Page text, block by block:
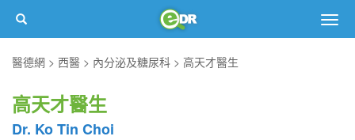
醫德網
西醫 內分泌及糖尿科 高天才醫生
高天才醫生
Dr. Ko Tin Choi